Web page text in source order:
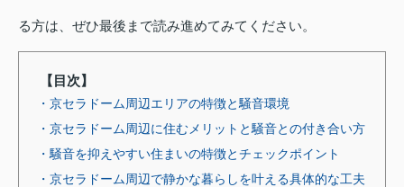
る方は、ぜひ最後まで読み進めてみてください。
【目次】
・京セラドーム周辺エリアの特徴と騒音環境
・京セラドーム周辺に住むメリットと騒音との付き合い方
・騒音を抑えやすい住まいの特徴とチェックポイント
・京セラドーム周辺で静かな暮らしを叶える具体的な工夫